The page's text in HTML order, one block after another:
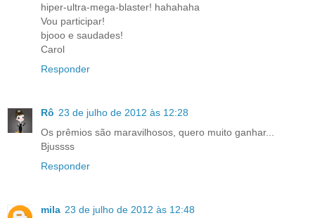
hiper-ultra-mega-blaster! hahahaha
Vou participar!
bjooo e saudades!
Carol
Responder
Rô 23 de julho de 2012 às 12:28
Os prêmios são maravilhosos, quero muito ganhar...
Bjussss
Responder
mila 23 de julho de 2012 às 12:48